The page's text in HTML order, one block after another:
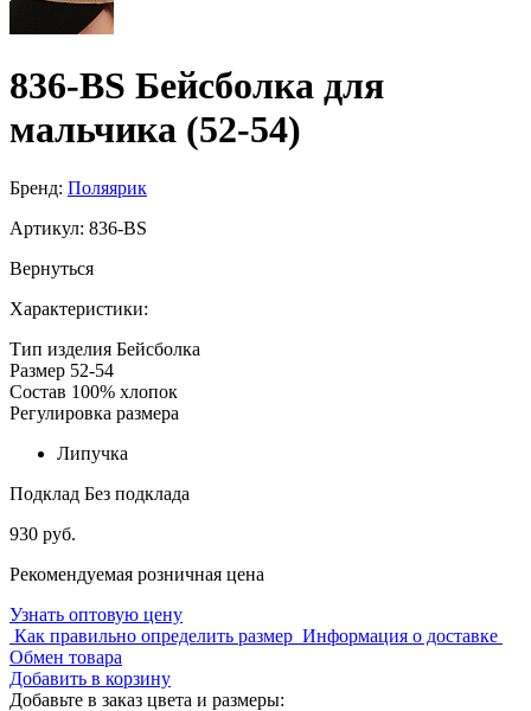
836-BS Бейсболка для
мальчика (52-54)
Бренд: Поляярик
Артикул: 836-BS
Вернуться
Характеристики:
Тип изделия Бейсболка
Размер 52-54
Состав 100% хлопок
Регулировка размера
Липучка
Подклад Без подклада
930 руб.
Рекомендуемая розничная цена
Узнать оптовую цену
Как правильно определить размер Информация о доставке
Обмен товара
Добавить в корзину
Добавьте в заказ цвета и размеры: